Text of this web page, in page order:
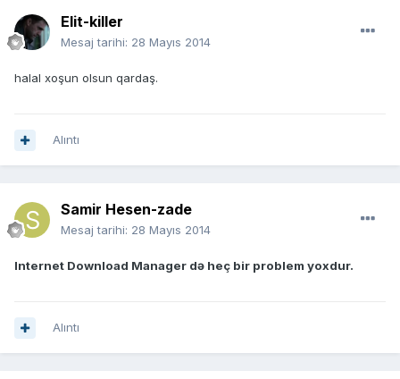
Elit-killer
Mesaj tarihi: 28 Mayıs 2014
halal xoşun olsun qardaş.
Alıntı
Samir Hesen-zade
Mesaj tarihi: 28 Mayıs 2014
Internet Download Manager də heç bir problem yoxdur.
Alıntı